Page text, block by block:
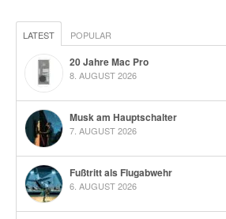
LATEST POPULAR
20 Jahre Mac Pro
8. AUGUST 2026
Musk am Hauptschalter
7. AUGUST 2026
Fußtritt als Flugabwehr
6. AUGUST 2026